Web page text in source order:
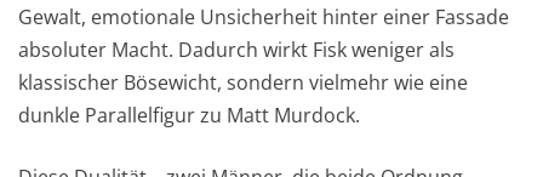
Gewalt, emotionale Unsicherheit hinter einer Fassade
absoluter Macht. Dadurch wirkt Fisk weniger als
klassischer Bösewicht, sondern vielmehr wie eine
dunkle Parallelfigur zu Matt Murdock.